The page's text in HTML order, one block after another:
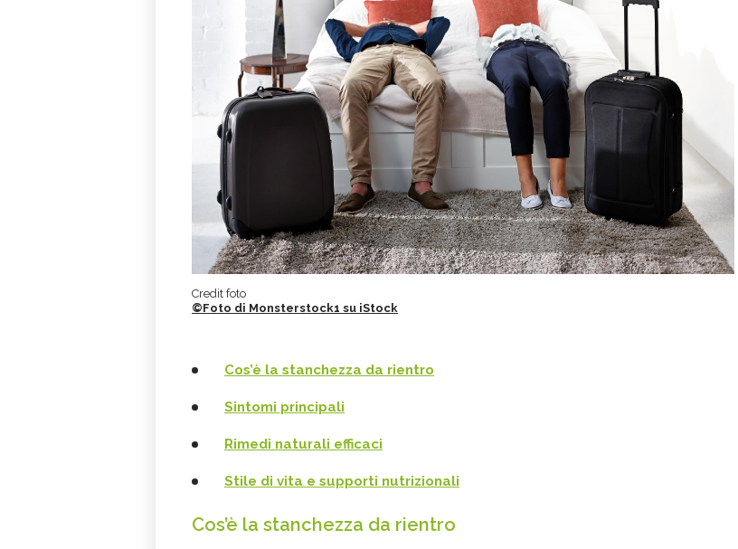
Credit foto
©Foto di Monsterstock1 su iStock
Cos’è la stanchezza da rientro
Sintomi principali
Rimedi naturali efficaci
Stile di vita e supporti nutrizionali
Cos’è la stanchezza da rientro